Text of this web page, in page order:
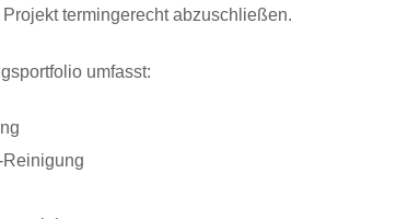
termingerecht abzuschließen.
umfasst: